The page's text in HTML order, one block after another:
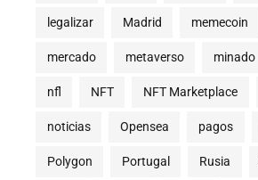
legalizar Madrid memecoin
mercado metaverso minado
nfl NFT NFT Marketplace
noticias Opensea pagos
Polygon Portugal Rusia